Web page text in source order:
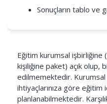
Sonuçların tablo ve
Eğitim kurumsal
kişiliğine paket) açık olup,
edilmemektedir. Kurumsal
ihtiyaçlarınıza göre eğitim
planlanabilmektedir.